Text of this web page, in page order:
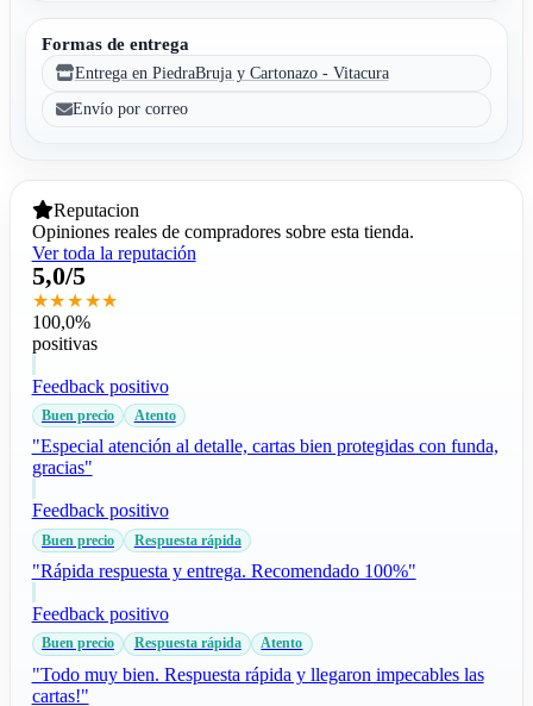
Formas de entrega
Entrega en PiedraBruja y Cartonazo - Vitacura
Envío por correo
Reputacion
Opiniones reales de compradores sobre esta tienda.
Ver toda la reputación
5,0/5
★★★★★
100,0%
positivas
Feedback positivo
Buen precio Atento
"Especial atención al detalle, cartas bien protegidas con funda,
gracias"
Feedback positivo
Buen precio Respuesta rápida
"Rápida respuesta y entrega. Recomendado 100%"
Feedback positivo
Buen precio Respuesta rápida Atento
"Todo muy bien. Respuesta rápida y llegaron impecables las
cartas!"